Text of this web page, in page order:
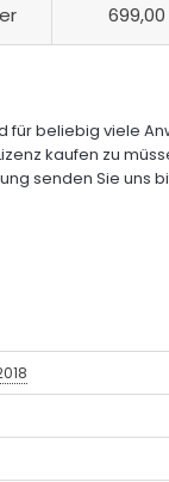
für beliebig viele
kaufen zu
senden Sie uns